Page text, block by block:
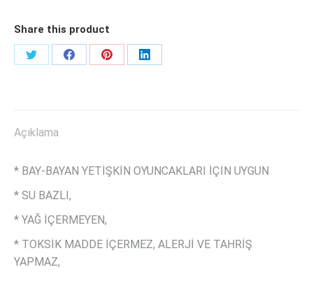
Share this product
Share
Share
Share
Share
Açıklama
* BAY-BAYAN YETİŞKİN OYUNCAKLARI İÇİN UYGUN
* SU BAZLI,
* YAĞ İÇERMEYEN,
* TOKSİK MADDE İÇERMEZ, ALERJİ VE TAHRİŞ
YAPMAZ,